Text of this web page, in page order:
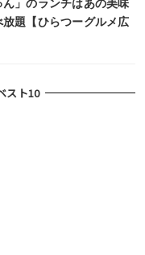
」のランチはあの美味
放題【ひらつーグルメ広
スト10